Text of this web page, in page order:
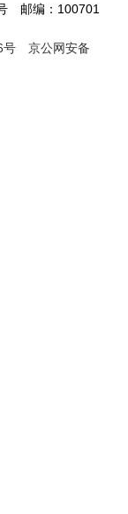
邮编：100701
号
京公网安备